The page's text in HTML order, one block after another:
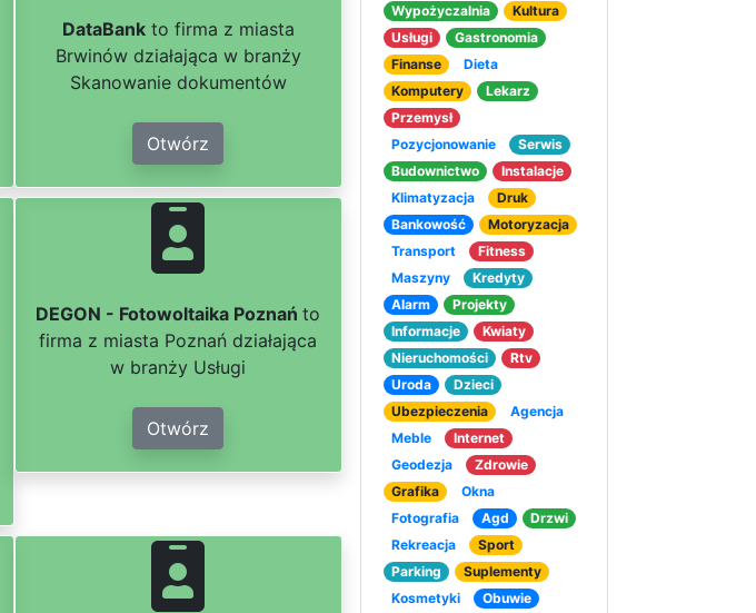
DataBankto firma z miasta
Brwinów działająca w branży
Skanowanie dokumentów
Otwórz
DEGON - Fotowoltaika Poznańto
firma z miasta Poznań działająca
w branży Usługi
Otwórz
Wypożyczalnia
Kultura
Usługi
Gastronomia
Finanse
Dieta
Komputery
Lekarz
Przemysł
Pozycjonowanie
Serwis
Budownictwo
Instalacje
Klimatyzacja
Druk
Bankowość
Motoryzacja
Transport
Fitness
Maszyny
Kredyty
Alarm
Projekty
Informacje
Kwiaty
Nieruchomości
Rtv
Uroda
Dzieci
Ubezpieczenia
Agencja
Meble
Internet
Geodezja
Zdrowie
Grafika
Okna
Fotografia
Agd
Drzwi
Rekreacja
Sport
Parking
Suplementy
Kosmetyki
Obuwie